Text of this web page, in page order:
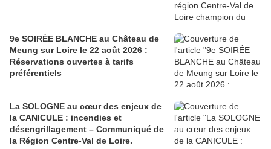
9e SOIRÉE BLANCHE au Château de
Meung sur Loire le 22 août 2026 :
Réservations ouvertes à tarifs
préférentiels
La SOLOGNE au cœur des enjeux de
la CANICULE : incendies et
désengrillagement – Communiqué de
la Région Centre-Val de Loire.